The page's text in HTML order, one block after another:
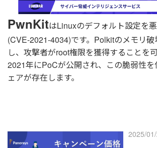
PwnKitはLinuxのデフォルト設定を
(CVE-2021-4034)です。Polkitのメモリ
し、攻撃者がroot権限を獲得することを可
2021年にPoCが公開され、この脆弱性を
ェアが存在します。
2025/